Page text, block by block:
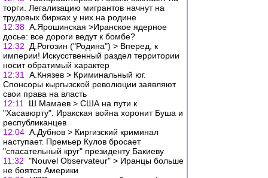
торги. Легализацию мигрантов начнут на
трудовых биржах у них на родине
12:38 А.Ярошинская >Иранское ядерное
досье: все дороги ведут к бомбе?
12:32
Д.Рогозин ("Родина") > Вперед, к
империи! Искусственный раздел территории
носит обратимый характер
12:31
А.Князев > Криминальный юг.
Спонсоры кыргызской революции заявляют
свои права на власть
12:11
Ш.Мамаев > США на пути к
"Хасавюрту". Иракская война хоронит Буша и
республиканцев
12:04 А.Дубнов > Киргизский криминал
наступает. Премьер Кулов бросает
"спасательный круг" президенту Бакиеву
11:32 "Nouvel Observateur" > Иранцы больше
не боятся Америки